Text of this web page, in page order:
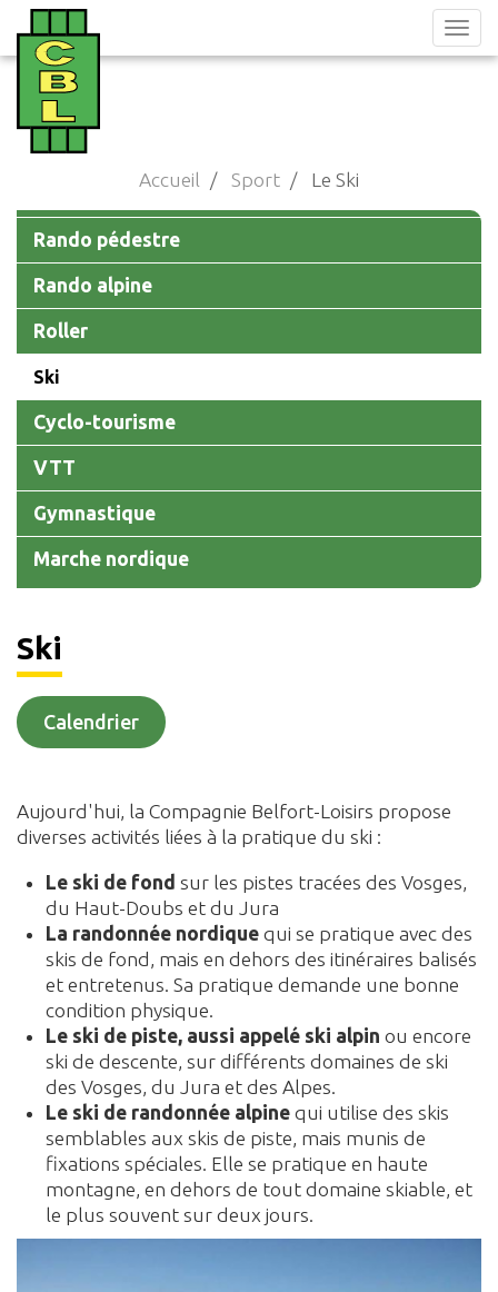
Aller
au
contenu
principal
Accueil Sport Le Ski
Main
navigation
Rando pédestre
Rando alpine
Roller
Ski
Cyclo-tourisme
VTT
Gymnastique
Marche nordique
Ski
Calendrier
Aujourd'hui, la Compagnie Belfort-Loisirs propose
diverses activités liées à la pratique du ski :
Le ski de fondsur les pistes tracées des Vosges,
du Haut-Doubs et du Jura
La randonnée nordique qui se pratique avec des
skis de fond, mais en dehors des itinéraires balisés
et entretenus. Sa pratique demande une bonne
condition physique.
Le ski de piste, aussi appelé ski alpin ou encore
ski de descente, sur différents domaines de ski
des Vosges, du Jura et des Alpes.
Le ski de randonnée alpine qui utilise des skis
semblables aux skis de piste, mais munis de
fixations spéciales. Elle se pratique en haute
montagne, en dehors de tout domaine skiable, et
le plus souvent sur deux jours.